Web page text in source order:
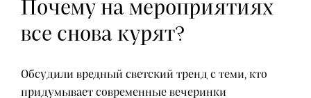
Почему на мероприятиях
все снова курят?
Обсудили вредный светский тренд с теми, кто
придумывает современные вечеринки